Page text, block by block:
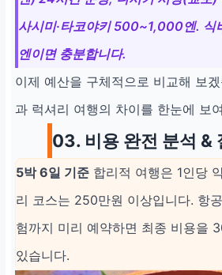
사시미·타코야키 500~1,000엔.
엔이면 충분합니다.
이제 예산을 구체적으로 비교해 보
과 럭셔리 여행의 차이를 한눈에 보
03. 비용 완전 분석 &
5박 6일 기준 합리적 여행은 1인당
리 코스는 250만원 이상입니다. 항공
험까지 미리 예약하면 최종 비용을
있습니다.